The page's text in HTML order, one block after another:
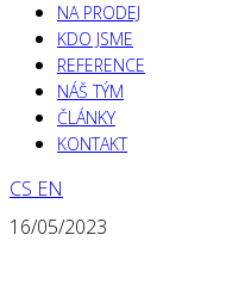
NA PRODEJ
KDO JSME
REFERENCE
NÁŠ TÝM
ČLÁNKY
KONTAKT
CS EN
16/05/2023